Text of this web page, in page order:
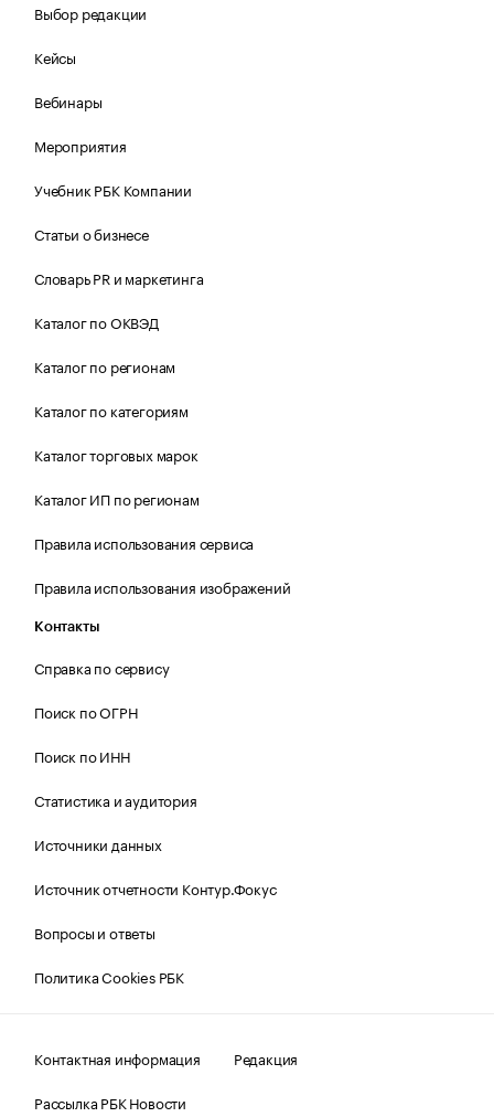
Выбор редакции
Кейсы
Вебинары
Мероприятия
Учебник РБК Компании
Статьи о бизнесе
Словарь PR и маркетинга
Каталог по ОКВЭД
Каталог по регионам
Каталог по категориям
Каталог торговых марок
Каталог ИП по регионам
Правила использования сервиса
Правила использования изображений
Контакты
Справка по сервису
Поиск по ОГРН
Поиск по ИНН
Статистика и аудитория
Источники данных
Источник отчетности Контур.Фокус
Вопросы и ответы
Политика Cookies РБК
Контактная информация
Редакция
Рассылка РБК Новости